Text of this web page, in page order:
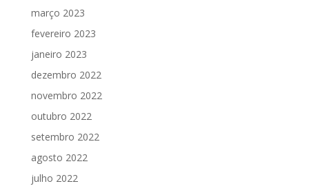
março 2023
fevereiro 2023
janeiro 2023
dezembro 2022
novembro 2022
outubro 2022
setembro 2022
agosto 2022
julho 2022